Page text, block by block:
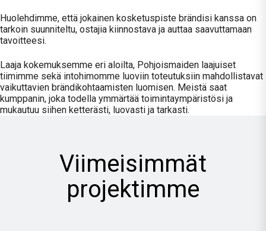
Huolehdimme, että jokainen kosketuspiste brändisi kanssa on
tarkoin suunniteltu, ostajia kiinnostava ja auttaa saavuttamaan
tavoitteesi.
Laaja kokemuksemme eri aloilta, Pohjoismaiden laajuiset
tiimimme sekä intohimomme luoviin toteutuksiin mahdollistavat
vaikuttavien brändikohtaamisten luomisen. Meistä saat
kumppanin, joka todella ymmärtää toimintaympäristösi ja
mukautuu siihen ketterästi, luovasti ja tarkasti.
Viimeisimmät
projektimme